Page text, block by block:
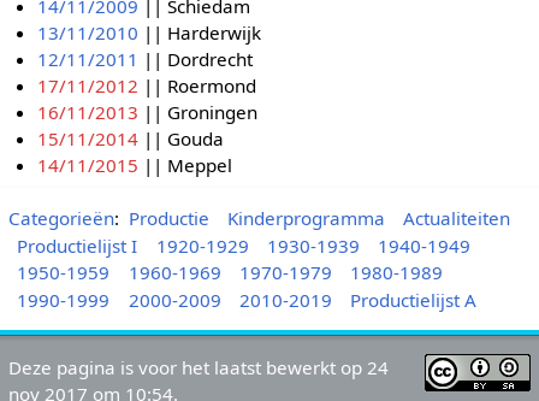
14/11/2009 || Schiedam
13/11/2010 || Harderwijk
12/11/2011 || Dordrecht
17/11/2012 || Roermond
16/11/2013 || Groningen
15/11/2014 || Gouda
14/11/2015 || Meppel
Categorieën: Productie Kinderprogramma
Actualiteiten
Productielijst I
1920-1929 1930-1939
1940-1949
1950-1959
1960-1969 1970-1979
1980-1989
1990-1999
2000-2009 2010-2019 Productielijst A
Deze pagina is voor het laatst bewerkt op 24
nov 2017 om 10:54.